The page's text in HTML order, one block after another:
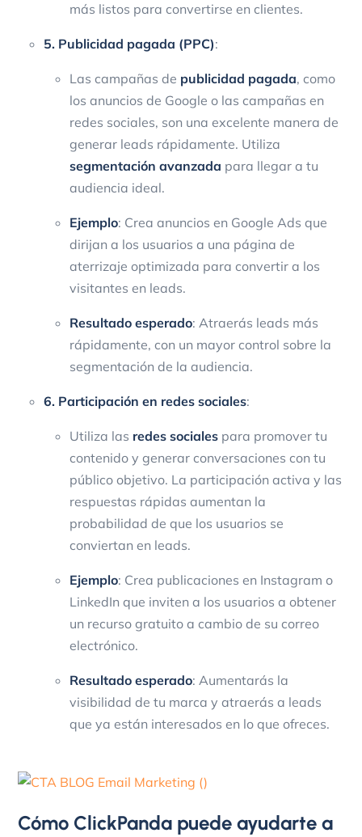
más listos para convertirse en clientes.
5. Publicidad pagada (PPC):
Las campañas de publicidad pagada, como
los anuncios de Google o las campañas en
redes sociales, son una excelente manera de
generar leads rápidamente. Utiliza
segmentación avanzada para llegar a tu
audiencia ideal.
Ejemplo: Crea anuncios en Google Ads que
dirijan a los usuarios a una página de
aterrizaje optimizada para convertir a los
visitantes en leads.
Resultado esperado: Atraerás leads más
rápidamente, con un mayor control sobre la
segmentación de la audiencia.
6. Participación en redes sociales:
Utiliza las redes sociales para promover tu
contenido y generar conversaciones con tu
público objetivo. La participación activa y las
respuestas rápidas aumentan la
probabilidad de que los usuarios se
conviertan en leads.
Ejemplo: Crea publicaciones en Instagram o
LinkedIn que inviten a los usuarios a obtener
un recurso gratuito a cambio de su correo
electrónico.
Resultado esperado: Aumentarás la
visibilidad de tu marca y atraerás a leads
que ya están interesados en lo que ofreces.
Cómo ClickPanda puede ayudarte a